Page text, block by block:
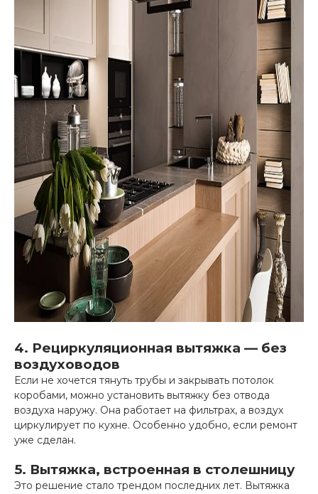
4. Рециркуляционная вытяжка — без
воздуховодов
Если не хочется тянуть трубы и закрывать потолок
коробами, можно установить вытяжку без отвода
воздуха наружу. Она работает на фильтрах, а воздух
циркулирует по кухне. Особенно удобно, если ремонт
уже сделан.
5. Вытяжка, встроенная в столешницу
Это решение стало трендом последних лет. Вытяжка